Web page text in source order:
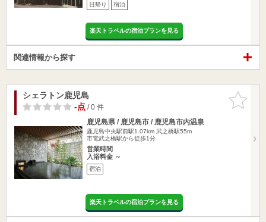
日帰り 宿泊
楽天トラベルの宿泊プランを見る
関連情報から探す
お気に入
りに追加
シェラトン鹿児島
-点/ 0 件
鹿児島県 / 鹿児島市 / 鹿児島市内温泉
鹿児島中央駅前駅1.07km 武之橋駅55m
市電武之橋駅から徒歩1分
営業時間
入浴料金 ～
宿泊
楽天トラベルの宿泊プランを見る